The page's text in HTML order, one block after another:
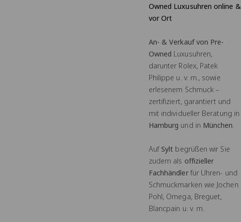
Owned Luxusuhren online &
vor Ort
An- & Verkauf von Pre-
Owned Luxusuhren,
darunter Rolex, Patek
Philippe u. v. m., sowie
erlesenem Schmuck –
zertifiziert, garantiert und
mit individueller Beratung in
Hamburg und in München
AufSylt begrüßen wir Sie
zudem als offizieller
Fachhändlerfür Uhren- und
Schmuckmarken wie Jochen
Pohl, Omega, Breguet,
Blancpain u. v. m.